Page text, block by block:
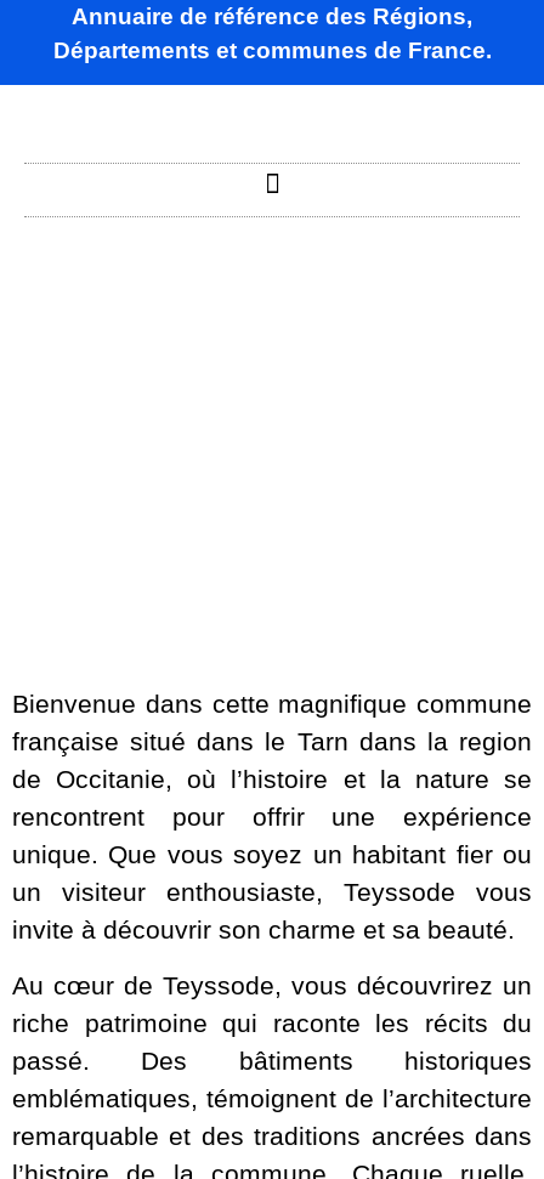
Annuaire de référence des Régions,
Départements et communes de France.
Bienvenue dans cette magnifique commune
française situé dans le Tarn dans la region
de Occitanie, où l’histoire et la nature se
rencontrent pour offrir une expérience
unique. Que vous soyez un habitant fier ou
un visiteur enthousiaste, Teyssode vous
invite à découvrir son charme et sa beauté.
Au cœur de Teyssode, vous découvrirez un
riche patrimoine qui raconte les récits du
passé. Des bâtiments historiques
emblématiques, témoignent de l’architecture
remarquable et des traditions ancrées dans
l’histoire de la commune. Chaque ruelle,